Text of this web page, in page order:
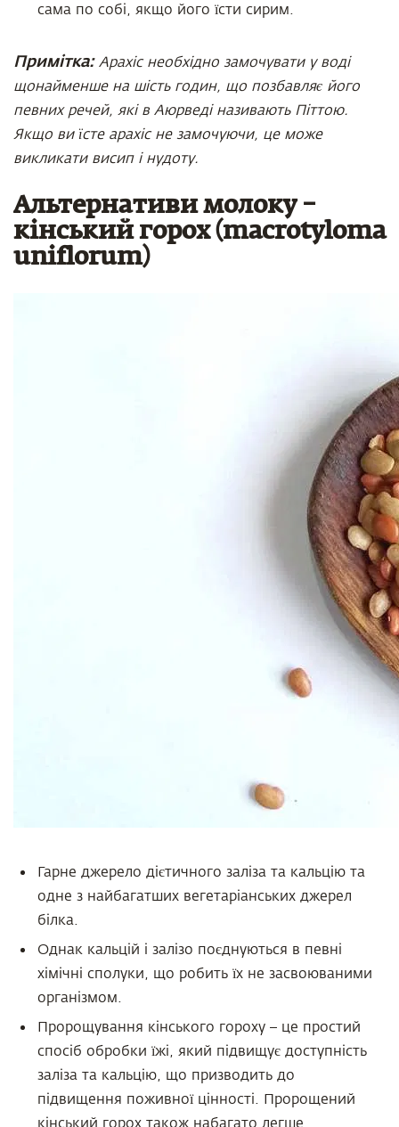
сама по собі, якщо його їсти сирим.
Примітка:Арахіс необхідно замочувати у воді
щонайменше на шість годин, що позбавляє його
певних речей, які в Аюрведі називають Піттою.
Якщо ви їсте арахіс не замочуючи, це може
викликати висип і нудоту.
Альтернативи молоку –
кінський горох (macrotyloma
uniflorum)
Гарне джерело дієтичного заліза та кальцію та
одне з найбагатших вегетаріанських джерел
білка.
Однак кальцій і залізо поєднуються в певні
хімічні сполуки, що робить їх не засвоюваними
організмом.
Пророщування кінського гороху – це простий
спосіб обробки їжі, який підвищує доступність
заліза та кальцію, що призводить до
підвищення поживної цінності. Пророщений
кінський горох також набагато легше